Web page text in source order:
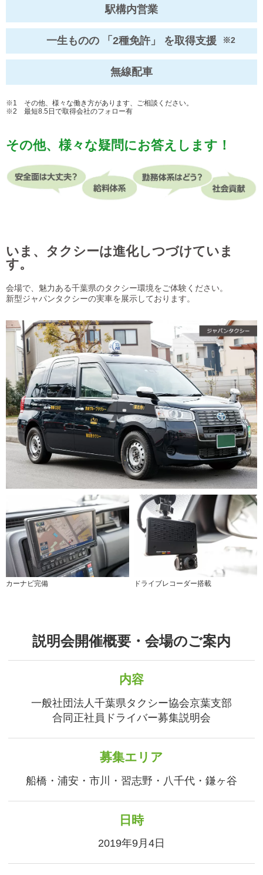
駅構内営業
一生ものの 「2種免許」 を取得支援 ※2
無線配車
※1 その他、様々な働き方があります、ご相談ください。
※2 最短8.5日で取得会社のフォロー有
その他、様々な疑問にお答えします！
いま、タクシーは進化しつづけていま
す。
会場で、魅力ある千葉県のタクシー環境をご体験ください。
新型ジャパンタクシーの実車を展示しております。
カーナビ完備 ドライブレコーダー搭載
説明会開催概要・会場のご案内
内容
一般社団法人千葉県タクシー協会京葉支部
合同正社員ドライバー募集説明会
募集エリア
船橋・浦安・市川・習志野・八千代・鎌ヶ谷
日時
2019年9月4日